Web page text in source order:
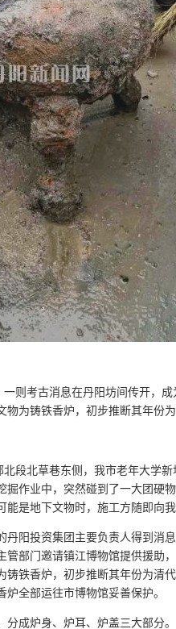
一则考古消息在丹阳坊间传开，
物为铸铁香炉，初步推断其年份
段北草巷东侧，我市老年大学
作业中，突然碰到了一大团硬
能是地下文物时，施工方随即向
丹阳投资集团主要负责人得到消
管部门邀请镇江博物馆提供援助
铸铁香炉，初步推断其年份为清
全部运往市博物馆妥善保护。
分成炉身、炉耳、炉盖三大部分